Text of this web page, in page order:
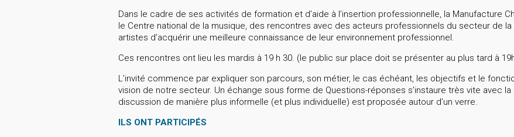
Dans le cadre de ses activités de formation et d’aide à l’insertion professionnelle, la Manufacture
le Centre national de la musique, des rencontres avec des acteurs professionnels du secteur de
artistes d’acquérir une meilleure connaissance de leur environnement professionnel.
Ces rencontres ont lieu les mardis à 19 h 30. (le public sur place doit se présenter au plus tard à
L’invité commence par expliquer son parcours, son métier, le cas échéant, les objectifs et le
vision de notre secteur. Un échange sous forme de Questions-réponses s’instaure très vite avec
discussion de manière plus informelle (et plus individuelle) est proposée autour d’un verre.
ILS ONT PARTICIPÉS